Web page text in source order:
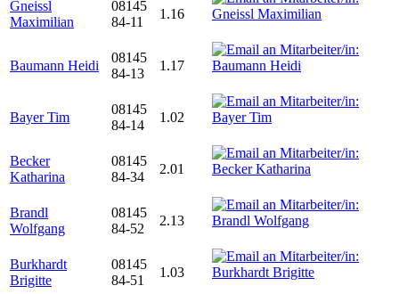
Gneissl
Maximilian
08145
84-11
1.16
Baumann Heidi
08145
84-13
1.17
Bayer Tim
08145
84-14
1.02
Becker
Katharina
08145
84-34
2.01
Brandl
Wolfgang
08145
84-52
2.13
Burkhardt
Brigitte
08145
84-51
1.03